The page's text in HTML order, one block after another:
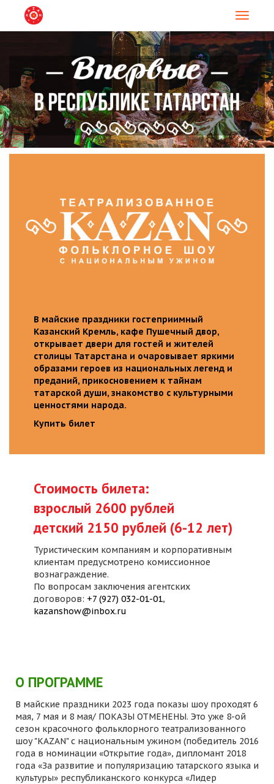
В майские праздники гостеприимный
Казанский Кремль, кафе Пушечный двор,
открывает двери для гостей и жителей
столицы Татарстана и очаровывает яркими
образами героев из национальных легенд и
преданий, прикосновением к тайнам
татарской души, знакомство с культурными
ценностями народа.
Купить билет
Стоимость билета:
взрослый 2600 рублей
детский 2150 рублей (6-12 лет)
Туристическим компаниям и корпоративным
клиентам предусмотрено комиссионное
вознаграждение.
По вопросам заключения агентских
договоров: +7 (927) 032-01-01,
kazanshow@inbox.ru
О ПРОГРАММЕ
В майские праздники 2023 года показы шоу проходят 6
мая, 7 мая и 8 мая/ ПОКАЗЫ ОТМЕНЕНЫ. Это уже 8-ой
сезон красочного фольклорного театрализованного
шоу "KAZAN" с национальным ужином (победитель 2016
года в номинации «Открытие года», дипломант 2018
года «За развитие и популяризацию татарского языка и
культуры» республиканского конкурса «Лидер